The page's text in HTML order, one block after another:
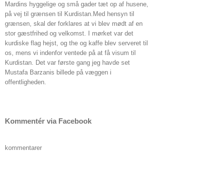
Mardins hyggelige og små gader tæt op af husene,
på vej til grænsen til Kurdistan.Med hensyn til
grænsen, skal der forklares at vi blev mødt af en
stor gæstfrihed og velkomst. I mørket var det
kurdiske flag hejst, og the og kaffe blev serveret til
os, mens vi indenfor ventede på at få visum til
Kurdistan. Det var første gang jeg havde set
Mustafa Barzanis billede på væggen i
offentligheden.
Kommentér via Facebook
kommentarer